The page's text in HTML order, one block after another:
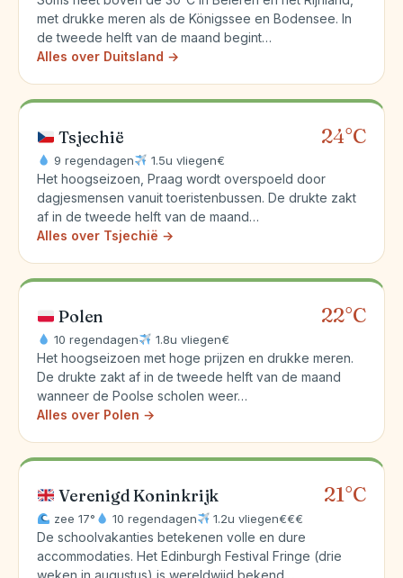
met drukke meren als de Königssee en Bodensee. In
de tweede helft van de maand begint…
Alles over Duitsland →
Tsjechië 24°C
9 regendagen 1.5u vliegen€
Het hoogseizoen, Praag wordt overspoeld door
dagjesmensen vanuit toeristenbussen. De drukte zakt
af in de tweede helft van de maand…
Alles over Tsjechië →
Polen 22°C
10 regendagen 1.8u vliegen€
Het hoogseizoen met hoge prijzen en drukke meren.
De drukte zakt af in de tweede helft van de maand
wanneer de Poolse scholen weer…
Alles over Polen →
Verenigd Koninkrijk 21°C
zee 17° 10 regendagen 1.2u vliegen€€€
De schoolvakanties betekenen volle en dure
accommodaties. Het Edinburgh Festival Fringe (drie
weken in augustus) is wereldwijd bekend…